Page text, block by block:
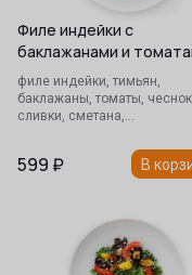
Филе индейки с
баклажанами и
филе индейки, тимьян,
баклажаны, томаты,
сливки, сметана,…
599 ₽ В